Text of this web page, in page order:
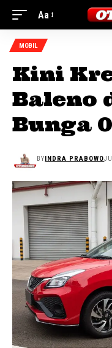
Aa
MOBIL
Kini
Baleno
Bunga
BYINDRA PRABOWO